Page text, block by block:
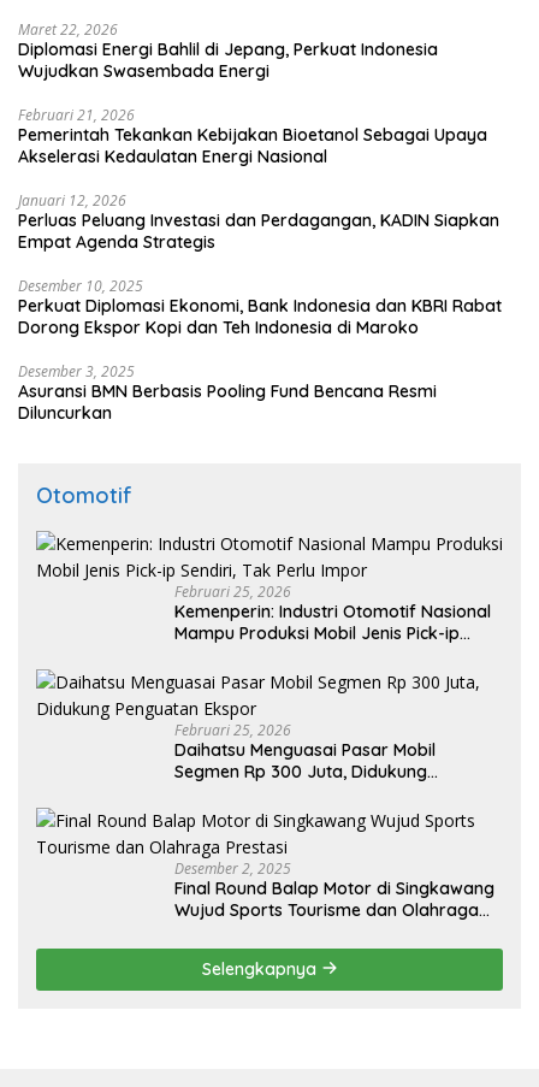
Maret 22, 2026
Diplomasi Energi Bahlil di Jepang, Perkuat Indonesia
Wujudkan Swasembada Energi
Februari 21, 2026
Pemerintah Tekankan Kebijakan Bioetanol Sebagai Upaya
Akselerasi Kedaulatan Energi Nasional
Januari 12, 2026
Perluas Peluang Investasi dan Perdagangan, KADIN Siapkan
Empat Agenda Strategis
Desember 10, 2025
Perkuat Diplomasi Ekonomi, Bank Indonesia dan KBRI Rabat
Dorong Ekspor Kopi dan Teh Indonesia di Maroko
Desember 3, 2025
Asuransi BMN Berbasis Pooling Fund Bencana Resmi
Diluncurkan
Otomotif
Februari 25, 2026
Kemenperin: Industri Otomotif Nasional
Mampu Produksi Mobil Jenis Pick-ip
Februari 25, 2026
Daihatsu Menguasai Pasar Mobil
Segmen Rp 300 Juta, Didukung
Desember 2, 2025
Final Round Balap Motor di Singkawang
Wujud Sports Tourisme dan Olahraga
Selengkapnya